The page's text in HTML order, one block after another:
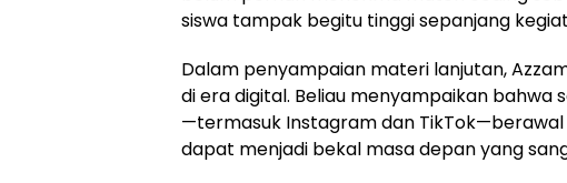
siswa tampak begitu tinggi sepanjang
Dalam penyampaian materi lanjutan,
di era digital. Beliau menyampaikan bahwa
—termasuk Instagram dan
dapat menjadi bekal masa depan yang